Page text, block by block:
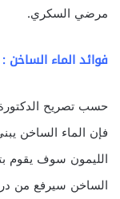
مرضي السكري.
فوائد الماء الساخن :
فإن الماء الساخن
الليمون سوف يقوم
الساخن سيرفع من